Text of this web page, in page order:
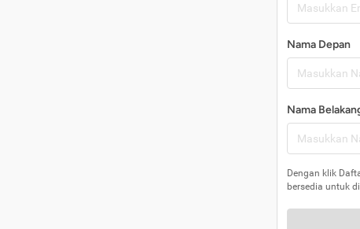
Nama Depan
Nama
Dengan klik
bersedia untuk